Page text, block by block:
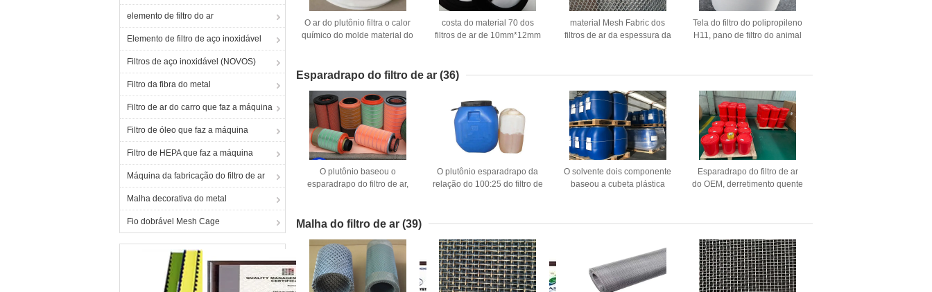
elemento de filtro do ar
Elemento de filtro de aço inoxidável
Filtros de aço inoxidável (NOVOS)
Filtro da fibra do metal
Filtro de ar do carro que faz a máquina
Filtro de óleo que faz a máquina
Filtro de HEPA que faz a máquina
Máquina da fabricação do filtro de ar
Malha decorativa do metal
Fio dobrável Mesh Cage
O ar do plutônio filtra o calor
químico do molde material do
costa do material 70 dos
filtros de ar de 10mm*12mm
material Mesh Fabric dos
filtros de ar da espessura da
Tela do filtro do polipropileno
H11, pano de filtro do animal
Esparadrapo do filtro de ar (36)
O plutônio baseou o
esparadrapo do filtro de ar,
da lata
O plutônio esparadrapo da
relação do 100:25 do filtro de
O solvente dois componente
baseou a cubeta plástica
Esparadrapo do filtro de ar
do OEM, derretimento quente
Malha do filtro de ar (39)